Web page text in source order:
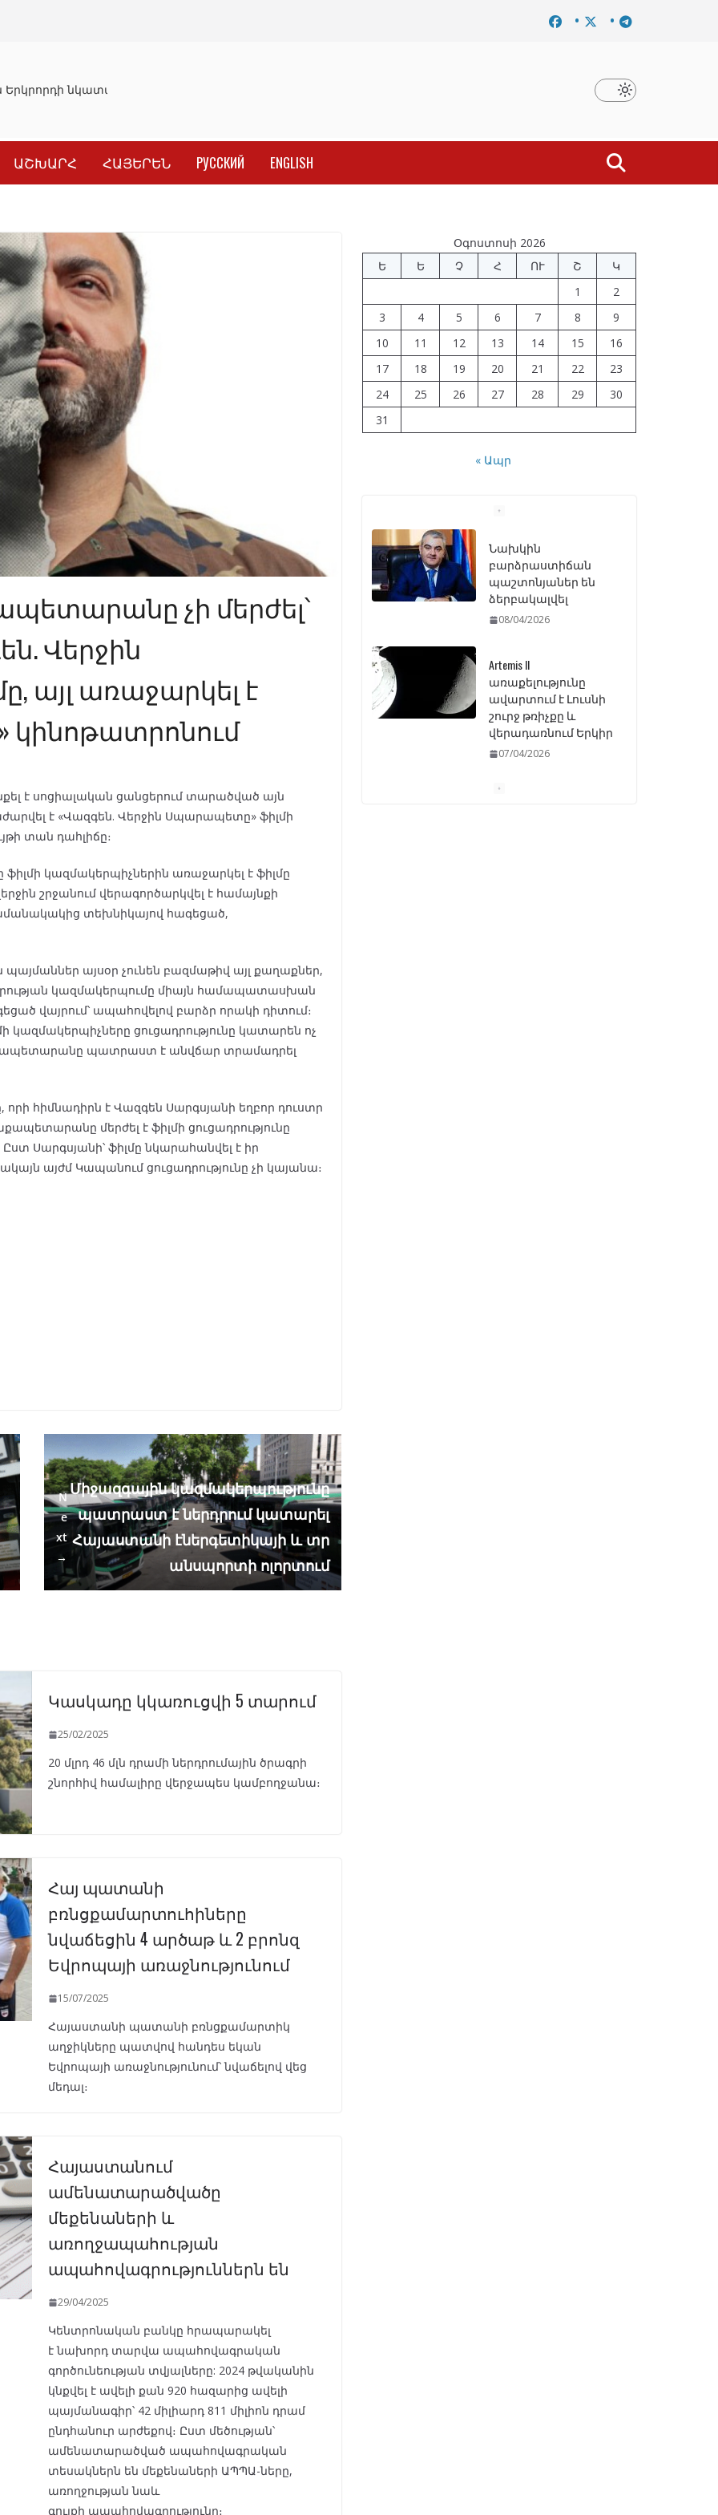
նկատմամբ սահմանափակման վերացման որոշումը Նախկին բարձրաստիճան պաշտոնյաներ են
ԱՇԽԱՐՀ ՀԱՅԵՐԵՆ РУССКИЙ ENGLISH
չի մերժել՝
Վերջին
այլ առաջարկել է
կինոթատրոնում
է սոցիալական ցանցերում տարածված այն
է «Վազգեն. Վերջին Սպարապետը» ֆիլմի
տան դահլիճը։
կազմակերպիչներին առաջարկել է ֆիլմը
շրջանում վերագործարկվել է համայնքի
տեխնիկայով հագեցած,
այսօր չունեն բազմաթիվ այլ քաղաքներ,
կազմակերպումը միայն համապատասխան
վայրում՝ ապահովելով բարձր որակի դիտում։
կազմակերպիչները ցուցադրությունը կատարեն ոչ
պատրաստ է անվճար տրամադրել
որի հիմնադիրն է Վազգեն Սարգսյանի եղբոր դուստր
մերժել է ֆիլմի ցուցադրությունը
Ըստ Սարգսյանի՝ ֆիլմը նկարահանվել է իր
այժմ Կապանում ցուցադրությունը չի կայանա։
N
e
xt
→
Միջազգային կազմակերպությունը
պատրաստ է ներդրում կատարել
Հայաստանի էներգետիկայի և տր
անսպորտի ոլորտում
Կասկադը կկառուցվի 5 տարում
25/02/2025
20 մլրդ 46 մլն դրամի ներդրումային ծրագրի
շնորհիվ համալիրը վերջապես կամբողջանա։
Հայ պատանի
բռնցքամարտուհիները
նվաճեցին 4 արծաթ և 2 բրոնզ
Եվրոպայի առաջնությունում
15/07/2025
Հայաստանի պատանի բռնցքամարտիկ
աղջիկները պատվով հանդես եկան
Եվրոպայի առաջնությունում՝ նվաճելով վեց
մեդալ։
Հայաստանում
ամենատարածվածը
մեքենաների և
առողջապահության
ապահովագրություններն են
29/04/2025
Կենտրոնական բանկը հրապարակել
է նախորդ տարվա ապահովագրական
գործունեության տվյալները: 2024 թվականին
կնքվել է ավելի քան 920 հազարից ավելի
պայմանագիր՝ 42 միլիարդ 811 միլիոն դրամ
ընդհանուր արժեքով։ Ըստ մեծության՝
ամենատարածված ապահովագրական
տեսակներն են մեքենաների ԱՊՊԱ-ները,
առողջության նաև
գույքի ապահովագրությունը։
Օգոստոսի 2026
Ե
Ե Չ Հ ՈՒ Շ
Կ
1
2
3
4 5 6 7 8
9
10
11 12 13 14 15
16
17
18 19 20 21 22
23
24
25 26 27 28 29
30
31
« Ապր
Artemis II
առաքելությունը
ավարտում է Լուսնի
շուրջ թռիչքը և
վերադառնում Երկիր
ԱԺ–ում առաջին
ընթերցմամբ
ընդունվեց
«Ընտրական
օրենսգրքի»